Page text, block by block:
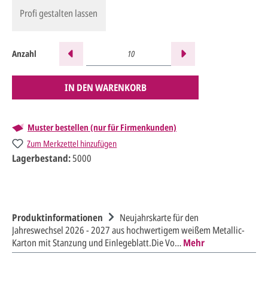
Profi gestalten lassen
Anzahl
IN DEN WARENKORB
Muster bestellen (nur für Firmenkunden)
Zum Merkzettel hinzufügen
Lagerbestand:5000
Produktinformationen
Neujahrskarte für den
Jahreswechsel 2026 - 2027 aus hochwertigem weißem Metallic-
Karton mit Stanzung und Einlegeblatt.Die Vo…Mehr